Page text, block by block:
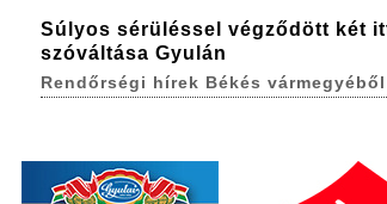
Súlyos sérüléssel végződött két
szóváltása Gyulán
Rendőrségi hírek Békés vármegyéből